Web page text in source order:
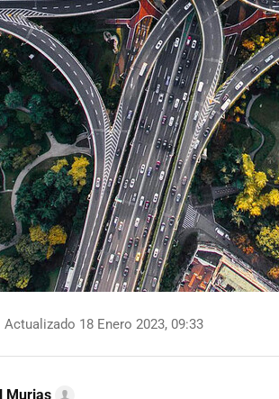
Actualizado 18 Enero 2023, 09:33
Murias